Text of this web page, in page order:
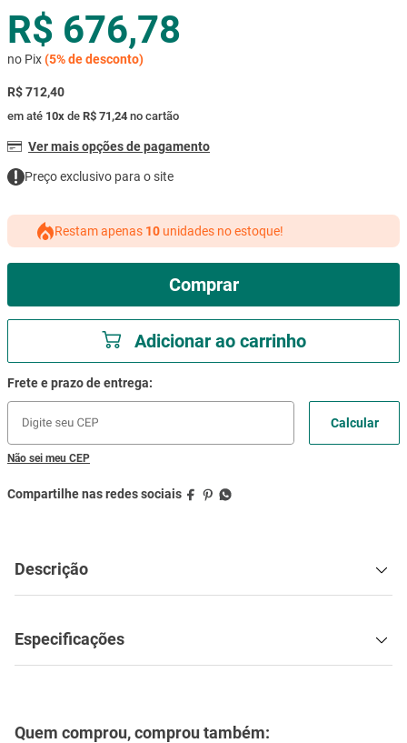
R$ 676,78
no Pix(5%de desconto)
R$ 712,40
em até 10x de R$ 71,24 no cartão
Ver mais opções de pagamento
Preço exclusivo para o site
Restam apenas 10 unidades no estoque!
Comprar
Adicionar ao carrinho
Não sei meu CEP
Descrição
Especificações
Quem comprou, comprou também:
9 º mesa
º ar condicionado